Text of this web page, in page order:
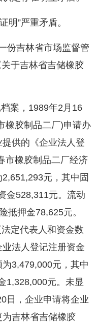
明”严重矛盾。
份吉林省市场监督管
于吉林省吉储橡胶
案，1989年2月16
橡胶制品二厂)申请办
供的《企业法人登
市橡胶制品二厂经济
元，其中固
金528,311元。流动
抵押金78,625元。
定代表人和资金数
法人登记注册资金
3,479,000元，其中
1,328,000元。未显
日，企业申请将企业
吉林省吉储橡胶